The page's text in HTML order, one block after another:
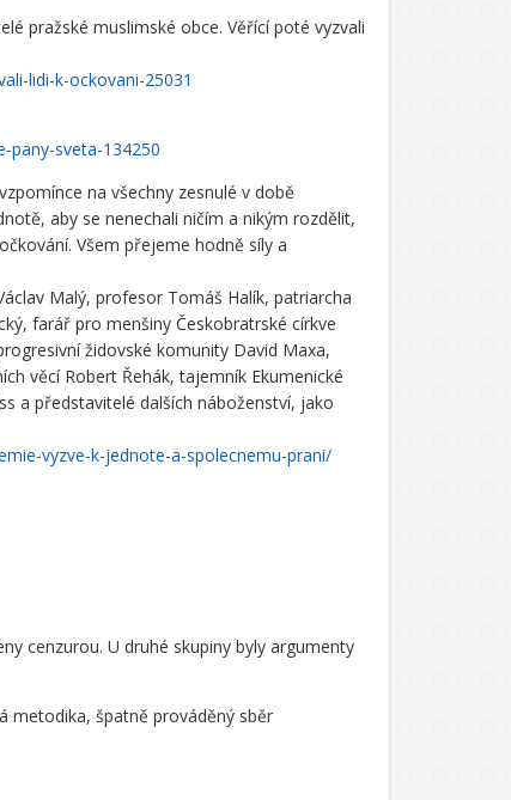
pražské muslimské obce. Věřící poté vyzvali
lidi-k-ockovani-25031
pany-sveta-134250
na všechny zesnulé v době
aby se nenechali ničím a nikým rozdělit,
Všem přejeme hodně síly a
Malý, profesor Tomáš Halík, patriarcha
farář pro menšiny Českobratrské církve
židovské komunity David Maxa,
věcí Robert Řehák, tajemník Ekumenické
a představitelé dalších náboženství, jako
vyzve-k-jednote-a-spolecnemu-prani/
cenzurou. U druhé skupiny byly argumenty
metodika, špatně prováděný sběr